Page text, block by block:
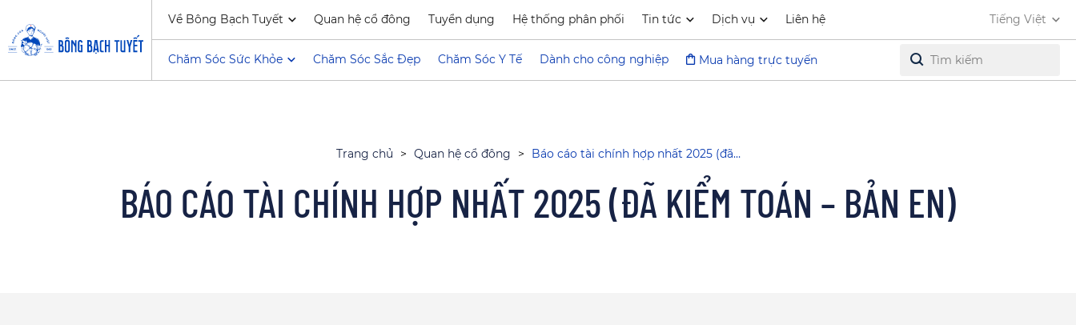
Về Bông Bạch Tuyết Quan hệ cổ đông Tuyển dụng Hệ thống phân phối Tin tức Dịch vụ Liên hệ Tiếng Việt
Chăm Sóc Sức Khỏe Chăm Sóc Sắc Đẹp Chăm Sóc Y Tế Dành cho công nghiệp Mua hàng trực tuyến
Trang chủ > Quan hệ cổ đông > Báo cáo tài chính hợp nhất 2025 (đã…
BÁO CÁO TÀI CHÍNH HỢP NHẤT 2025 (ĐÃ KIỂM TOÁN – BẢN EN)